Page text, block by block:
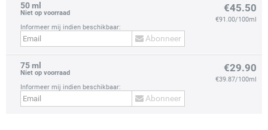
prev next
50 ml
Niet op voorraad
Informeer mij indien beschikbaar:
Abonneer
€45.50
€91.00/100ml
75 ml
Niet op voorraad
Informeer mij indien beschikbaar:
Abonneer
€29.90
€39.87/100ml